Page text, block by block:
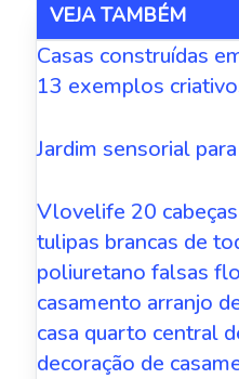
VEJA TAMBÉM
Casas construídas
13 exemplos
Jardim sensorial
Vlovelife 20
tulipas brancas de
poliuretano falsas
casamento arranjo
casa quarto central
decoração de